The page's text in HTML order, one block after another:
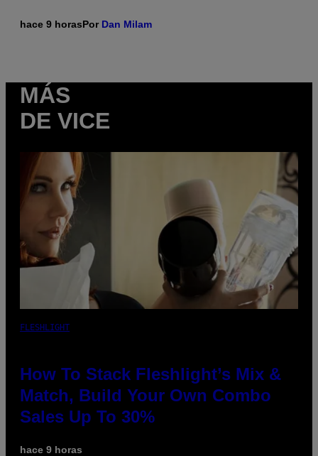
hace 9 horasPor Dan Milam
MÁS
DE VICE
FLESHLIGHT
How To Stack Fleshlight’s Mix &
Match, Build Your Own Combo
Sales Up To 30%
hace 9 horas